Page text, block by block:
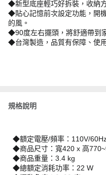
◆新型底座輕巧好拆裝，收納
◆貼心記憶前次設定功能，開
的風。
◆90度左右擺頭，將舒適帶到
◆台灣製造，品質有保障、使
規格說明
◆額定電壓/頻率：110V/
◆商品尺寸：寬420 x 高
◆商品重量：3.4 kg
◆總額定消耗功率：22 W